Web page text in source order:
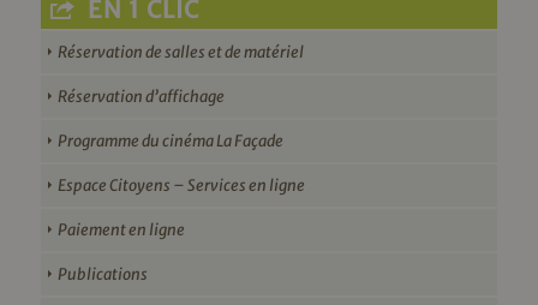
EN 1 CLIC
Réservation de salles et de matériel
Réservation d’affichage
Programme du cinéma La Façade
Espace Citoyens – Services en ligne
Paiement en ligne
Publications